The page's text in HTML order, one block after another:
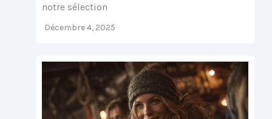
notre sélection
Décembre 4, 2025